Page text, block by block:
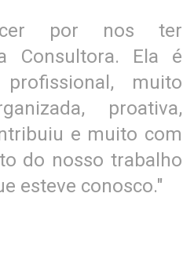
por nos ter
Consultora. Ela é
muito
proativa,
e muito com
do nosso trabalho
esteve conosco."